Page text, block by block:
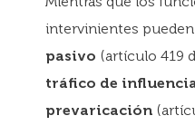
intervinientes
pasivo (artículo 419
tráfico de
prevaricación